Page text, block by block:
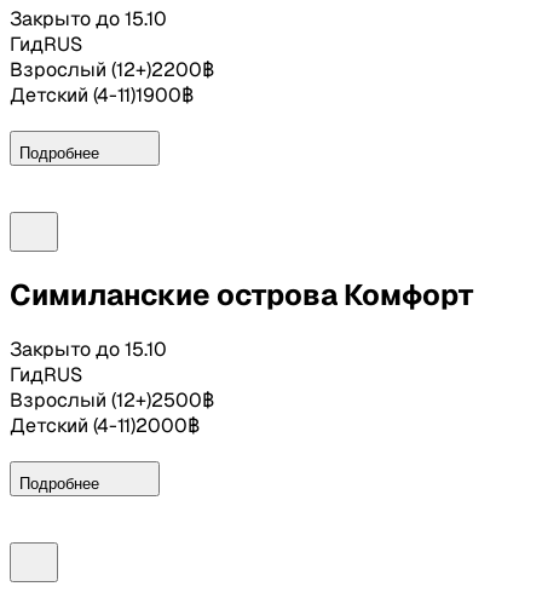
Закрыто до 15.10
ГидRUS
Взрослый (12+)2200฿
Детский (4-11)1900฿
Подробнее
07:00-08:00Трансфер из отеля в Као Лак в
зависимости от района
08:30Прибытие в порт. Встреча с гидом и рассказ о
грядущем дне. Легкий завтрак на пирсе
09:30Отправление с пирса на Симиланские острова
10:40
Остановка на снорклинг между островами №5 и
№6
11:40
Симиланские острова Комфорт
Закрыто до 15.10
ГидRUS
Взрослый (12+)2500฿
Детский (4-11)2000฿
Подробнее